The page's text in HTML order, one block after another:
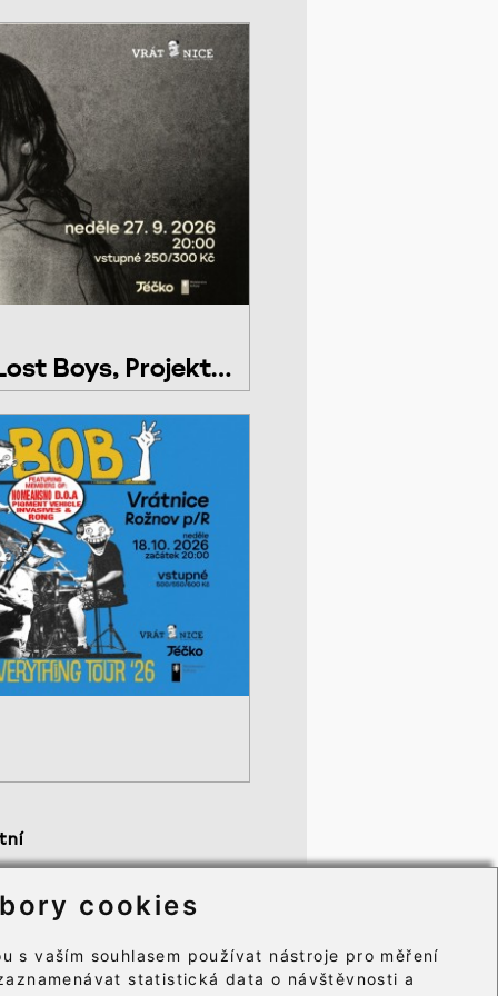
cookies
s vaším souhlasem používat nástroje pro měření
statistická data o návštěvnosti a
Boys, Projekt
o zpracování osobních údajů